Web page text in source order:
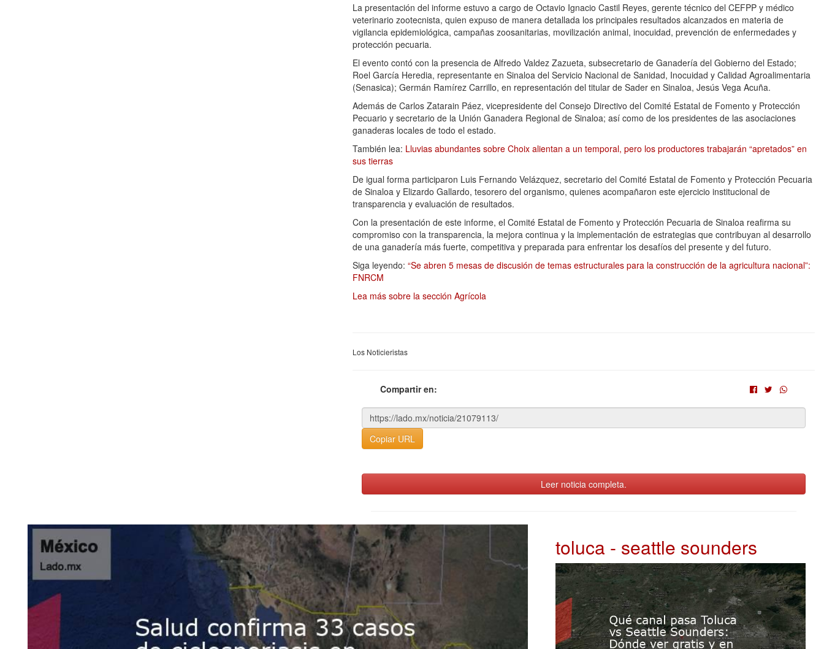
La presentación del informe estuvo a cargo de Octavio Ignacio Castil Reyes, gerente técnico del CEFPP y médico
veterinario zootecnista, quien expuso de manera detallada los principales resultados alcanzados en materia de
vigilancia epidemiológica, campañas zoosanitarias, movilización animal, inocuidad, prevención de enfermedades y
protección pecuaria.
El evento contó con la presencia de Alfredo Valdez Zazueta, subsecretario de Ganadería del Gobierno del Estado;
Roel García Heredia, representante en Sinaloa del Servicio Nacional de Sanidad, Inocuidad y Calidad Agroalimentaria
(Senasica); Germán Ramírez Carrillo, en representación del titular de Sader en Sinaloa, Jesús Vega Acuña.
Además de Carlos Zatarain Páez, vicepresidente del Consejo Directivo del Comité Estatal de Fomento y Protección
Pecuario y secretario de la Unión Ganadera Regional de Sinaloa; así como de los presidentes de las asociaciones
ganaderas locales de todo el estado.
También lea: Lluvias abundantes sobre Choix alientan a un temporal, pero los productores trabajarán “apretados” en
sus tierras
De igual forma participaron Luis Fernando Velázquez, secretario del Comité Estatal de Fomento y Protección Pecuaria
de Sinaloa y Elizardo Gallardo, tesorero del organismo, quienes acompañaron este ejercicio institucional de
transparencia y evaluación de resultados.
Con la presentación de este informe, el Comité Estatal de Fomento y Protección Pecuaria de Sinaloa reafirma su
compromiso con la transparencia, la mejora continua y la implementación de estrategias que contribuyan al desarrollo
de una ganadería más fuerte, competitiva y preparada para enfrentar los desafíos del presente y del futuro.
Siga leyendo: “Se abren 5 mesas de discusión de temas estructurales para la construcción de la agricultura nacional”:
FNRCM
Lea más sobre la sección Agrícola
Los Noticieristas
Compartir en:
Copiar URL
Leer noticia completa.
toluca - seattle sounders